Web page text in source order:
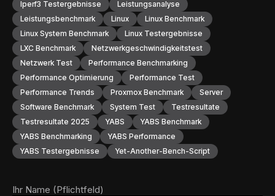
Iperf3 Testergebnisse
Leistungsanalyse
Leistungsbenchmark
Linux
Linux Benchmark
Linux System Benchmark
Linux Testergebnisse
LXC Benchmark
Netzwerkgeschwindigkeitstest
Netzwerk Test
Performance Benchmarking
Performance Optimierung
Performance Test
Performance Trends
Proxmox Benchmark
Server
Software Benchmark
System Test
Testresultate
Testresultate 2025
YABS
YABS Benchmark
YABS Benchmarking
YABS Performance
YABS Testergebnisse
Yet-Another-Bench-Script
Ihr Name (Pflichtfeld)